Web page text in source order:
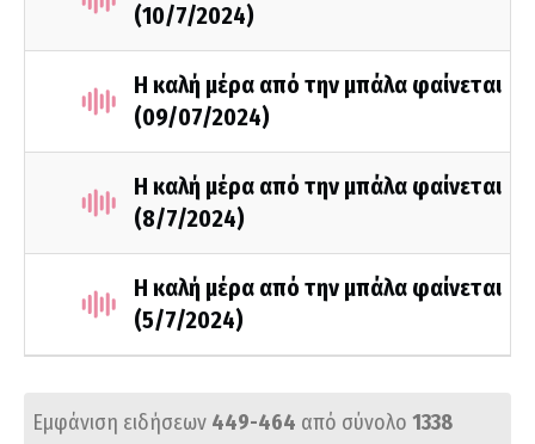
(10/7/2024)
Η καλή μέρα από την μπάλα φαίνεται
(09/07/2024)
Η καλή μέρα από την μπάλα φαίνεται
(8/7/2024)
Η καλή μέρα από την μπάλα φαίνεται
(5/7/2024)
Εμφάνιση ειδήσεων 449-464 από σύνολο 1338